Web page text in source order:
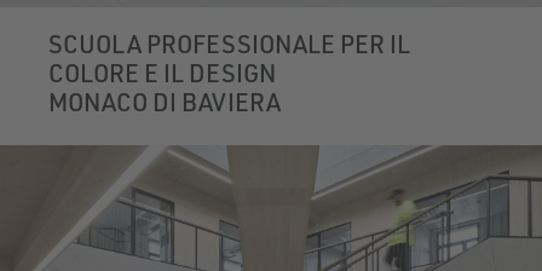
SCUOLA PROFESSIONALE PER IL
COLORE E IL DESIGN
MONACO DI BAVIERA